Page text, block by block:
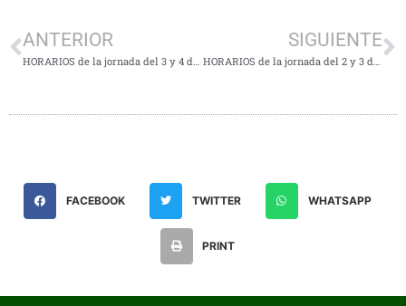
ANTERIOR
HORARIOS de la jornada del 3 y 4 de Junio
SIGUIENTE
HORARIOS de la jornada del 2 y 3 de Septiembre
FACEBOOK TWITTER WHATSAPP
PRINT